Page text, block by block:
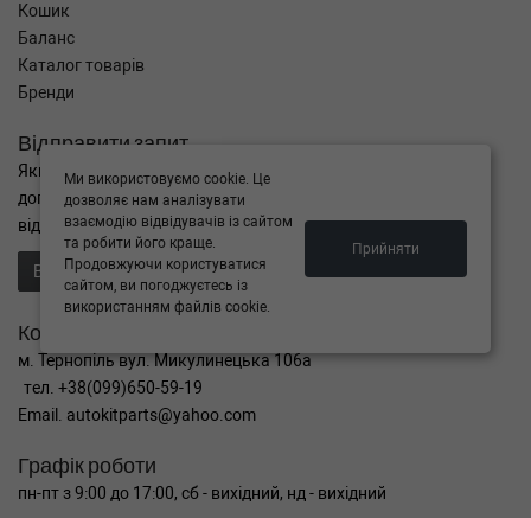
Кошик
Баланс
Каталог товарів
Бренди
Відправити запит
Якщо Ви не знайшли потрібні запчастини, або Вам потрібна
допомога в підборі,
відправте нам запит - ми Вам допоможемо
Відправити запит продавцю
Контакти
м. Тернопіль вул. Микулинецька 106а
тел. +38(099)650-59-19
Email. autokitparts@yahoo.com
Графік роботи
пн-пт з 9:00 до 17:00, сб - вихідний, нд - вихідний
Ми використовуємо cookie. Це
дозволяє нам аналізувати
взаємодію відвідувачів із сайтом
та робити його краще.
Продовжуючи користуватися
сайтом, ви погоджуєтесь із
використанням файлів cookie.
Прийняти